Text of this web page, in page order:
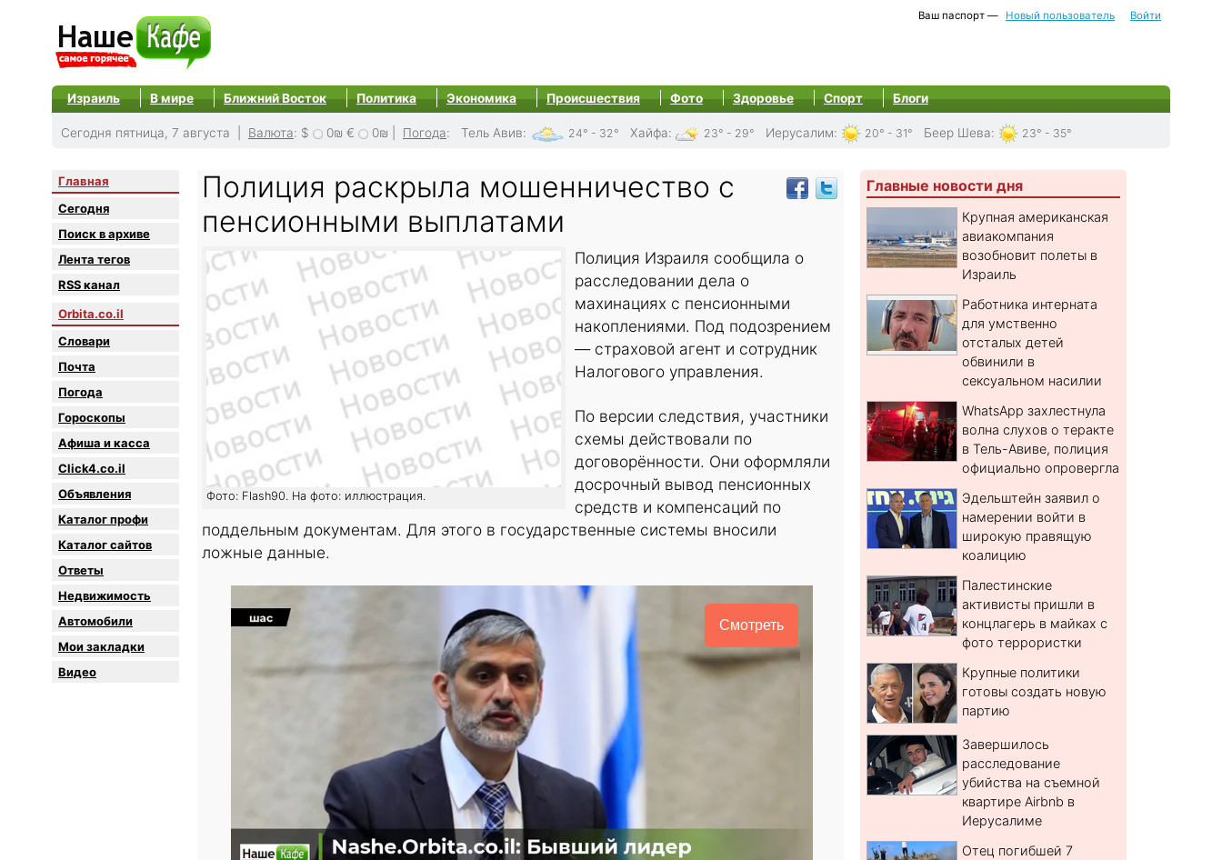
Ваш паспорт — Новый пользователь Войти
Израиль В мире Ближний Восток Политика Экономика Происшествия Фото Здоровье Спорт Блоги
Сегодня пятница, 7 августа | Валюта: $ 0₪ € 0₪ Погода: Тель Авив: 24° - 32° Хайфа: 23° - 29° Иерусалим: 20° - 31° Беер Шева: 23° - 35°
Главная
Сегодня
Поиск в архиве
Лента тегов
RSS канал
Orbita.co.il
Словари
Почта
Погода
Гороскопы
Афиша и касса
Click4.co.il
Объявления
Каталог профи
Каталог сайтов
Oтветы
Недвижимость
Автомобили
Мои закладки
Видео
Полиция раскрыла мошенничество с
пенсионными выплатами
Фото: Flash90. На фото: иллюстрация.
Полиция Израиля сообщила о
расследовании дела о
махинациях с пенсионными
накоплениями. Под подозрением
— страховой агент и сотрудник
Налогового управления.
По версии следствия, участники
схемы действовали по
договорённости. Они оформляли
досрочный вывод пенсионных
средств и компенсаций по
поддельным документам. Для этого в государственные системы вносили
ложные данные.
Смотреть
Главные новости дня
Крупная американская
авиакомпания
возобновит полеты в
Израиль
Работника интерната
для умственно
отсталых детей
обвинили в
сексуальном насилии
WhatsApp захлестнула
волна слухов о теракте
в Тель-Авиве, полиция
официально опровергла
Эдельштейн заявил о
намерении войти в
широкую правящую
коалицию
Палестинские
активисты пришли в
концлагерь в майках с
фото террористки
Крупные политики
готовы создать новую
партию
Завершилось
расследование
убийства на съемной
квартире Airbnb в
Иерусалиме
Отец погибшей 7